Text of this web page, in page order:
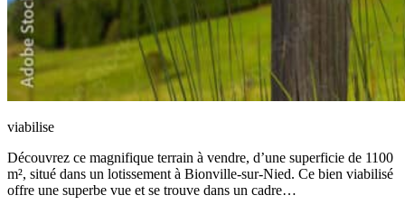
viabilise
Découvrez ce magnifique terrain à vendre, d’une superficie de 1100
m², situé dans un lotissement à Bionville-sur-Nied. Ce bien viabilisé
offre une superbe vue et se trouve dans un cadre…